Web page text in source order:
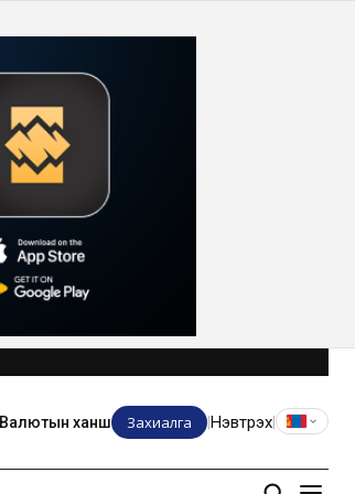
Валютын ханш Захиалга Нэвтрэх